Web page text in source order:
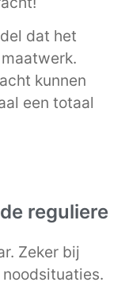
dat het
kunnen
een totaal
reguliere
Zeker bij